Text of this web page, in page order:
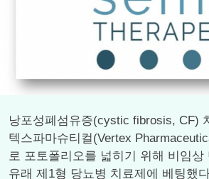
낭포성폐섬유증(cystic fibrosis, CF)
텍스파마슈티컬(Vertex
로 포토폴리오를 넓히기 위해 비임상
유래 제1형 당뇨병 치료제에 베팅했